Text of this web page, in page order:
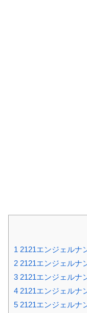
1 2121エンジェルナ
2 2121エンジェルナ
3 2121エンジェルナ
4 2121エンジェルナ
5 2121エンジェルナ